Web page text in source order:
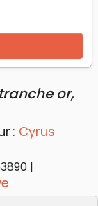
-
avec onglets
or,
: Cyrus